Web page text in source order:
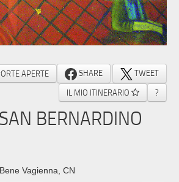
APERTE SHARE
TWEET
IL MIO ITINERARIO
?
BERNARDINO
Vagienna, CN